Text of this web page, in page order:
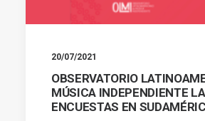
20/07/2021
OBSERVATORIO
MÚSICA INDEPENDIENTE
ENCUESTAS EN